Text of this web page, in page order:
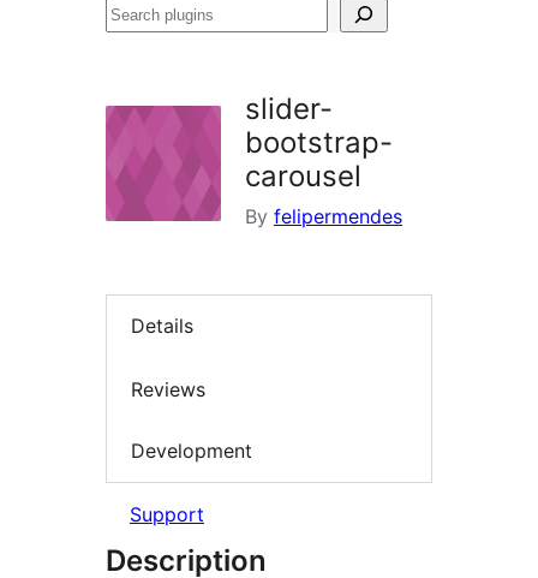
Search
slider-
bootstrap-
carousel
By felipermendes
Details
Reviews
Development
Support
Description